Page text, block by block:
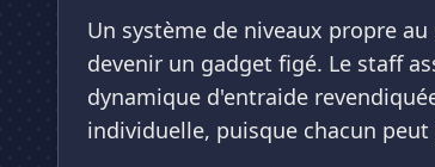
Un système de niveaux propre
devenir un gadget figé. Le staff
dynamique d'entraide
individuelle, puisque chacun